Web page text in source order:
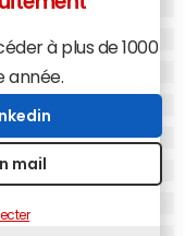
à plus de 1000
année.
mail